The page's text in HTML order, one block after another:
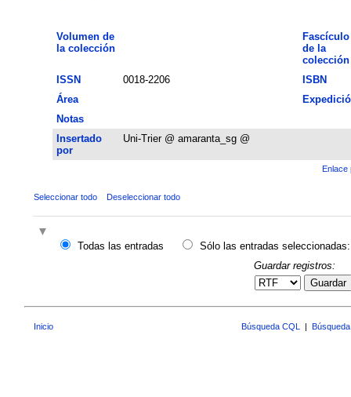
Volumen de
la colección
Fascículo
de la
colección
ISSN
0018-2206
ISBN
Área
Notas
Insertado
por
Uni-Trier @ amaranta_sg @
Enlace
Seleccionar todo Deseleccionar todo
Todas las entradas
Sólo las entradas seleccionadas:
Guardar registros:
Guardar
Inicio Búsqueda CQL